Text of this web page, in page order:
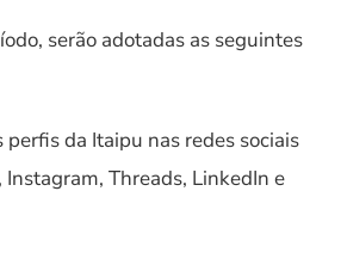
serão adotadas as seguintes
perfis da Itaipu nas redes sociais
Instagram, Threads, LinkedIn e